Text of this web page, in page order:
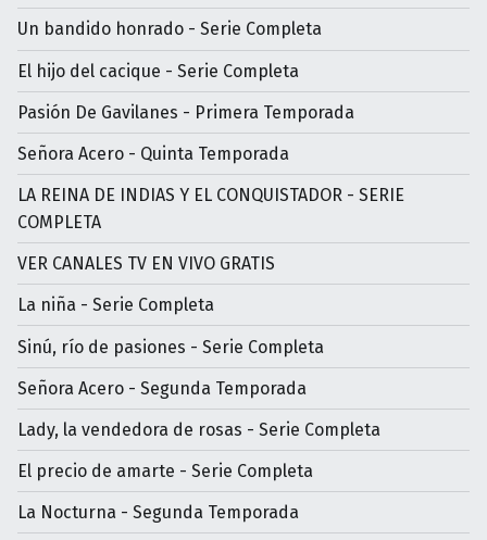
Un bandido honrado - Serie Completa
El hijo del cacique - Serie Completa
Pasión De Gavilanes - Primera Temporada
Señora Acero - Quinta Temporada
LA REINA DE INDIAS Y EL CONQUISTADOR - SERIE
COMPLETA
VER CANALES TV EN VIVO GRATIS
La niña - Serie Completa
Sinú, río de pasiones - Serie Completa
Señora Acero - Segunda Temporada
Lady, la vendedora de rosas - Serie Completa
El precio de amarte - Serie Completa
La Nocturna - Segunda Temporada